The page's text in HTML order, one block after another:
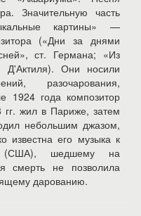
Значительную часть
картины» —
(«Дни за днями
ст. Германа; «Из
Д'Актиля). Они носили
разочарования,
1924 года композитор
жил в Париже, затем
небольшим джазом,
известна его музыка к
(США), шедшему на
смерть не позволила
дарованию.